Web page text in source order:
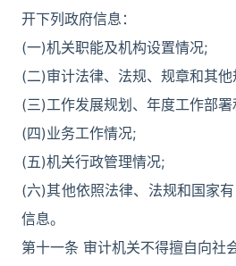
开下列政府信息：
(一)机关职能及机构设置情况;
(二)审计法律、法规、规章和其
(三)工作发展规划、年度工作部
(四)业务工作情况;
(五)机关行政管理情况;
(六)其他依照法律、法规和国家
信息。
第十一条 审计机关不得擅自向社